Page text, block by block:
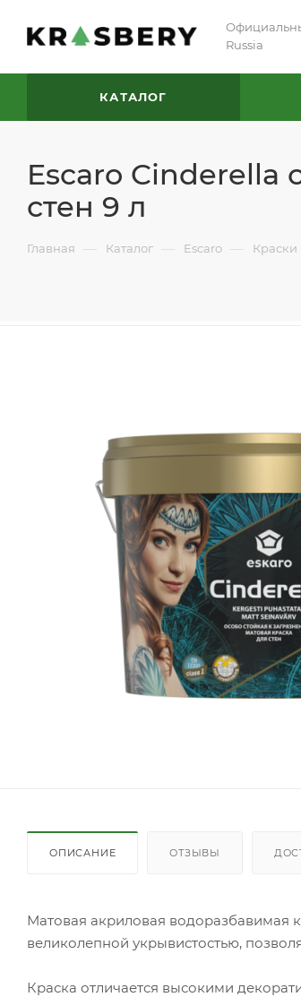
Russia
КАТАЛОГ
Escaro Cinderella
стен 9 л
Главная — Каталог — Escaro — Краски
ОПИСАНИЕ ОТЗЫВЫ
Матовая акриловая водоразбавимая
великолепной укрывистостью,
Краска отличается высокими